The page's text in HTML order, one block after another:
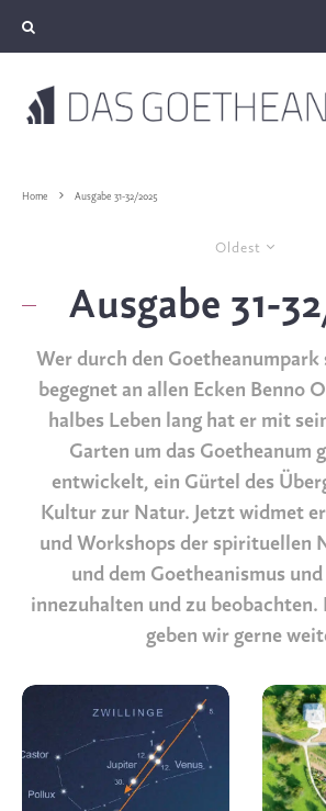
Home Ausgabe 31-32/2025
Oldest
Ausgabe 31-
Wer durch den Goetheanumpark
begegnet an allen Ecken Benno
halbes Leben lang hat er mit
Garten um das Goetheanum
entwickelt, ein Gürtel des
Kultur zur Natur. Jetzt widmet
und Workshops der spirituellen
und dem Goetheanismus
innezuhalten und zu beobachten.
geben wir gerne